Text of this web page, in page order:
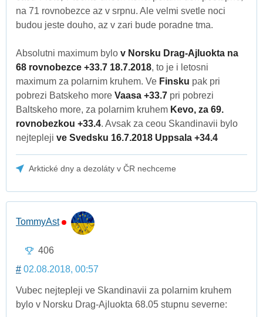
na 71 rovnobezce az v srpnu. Ale velmi svetle noci
budou jeste douho, az v zari bude poradne tma.
Absolutni maximum bylo v Norsku Drag-Ajluokta na
68 rovnobezce +33.7 18.7.2018, to je i letosni
maximum za polarnim kruhem. Ve Finsku pak pri
pobrezi Batskeho more Vaasa +33.7 pri pobrezi
Baltskeho more, za polarnim kruhem Kevo, za 69.
rovnobezkou +33.4. Avsak za ceou Skandinavii bylo
nejtepleji ve Svedsku 16.7.2018 Uppsala +34.4
Arktické dny a dezoláty v ČR nechceme
TommyAst
406
# 02.08.2018, 00:57
Vubec nejtepleji ve Skandinavii za polarnim kruhem
bylo v Norsku Drag-Ajluokta 68.05 stupnu severne: